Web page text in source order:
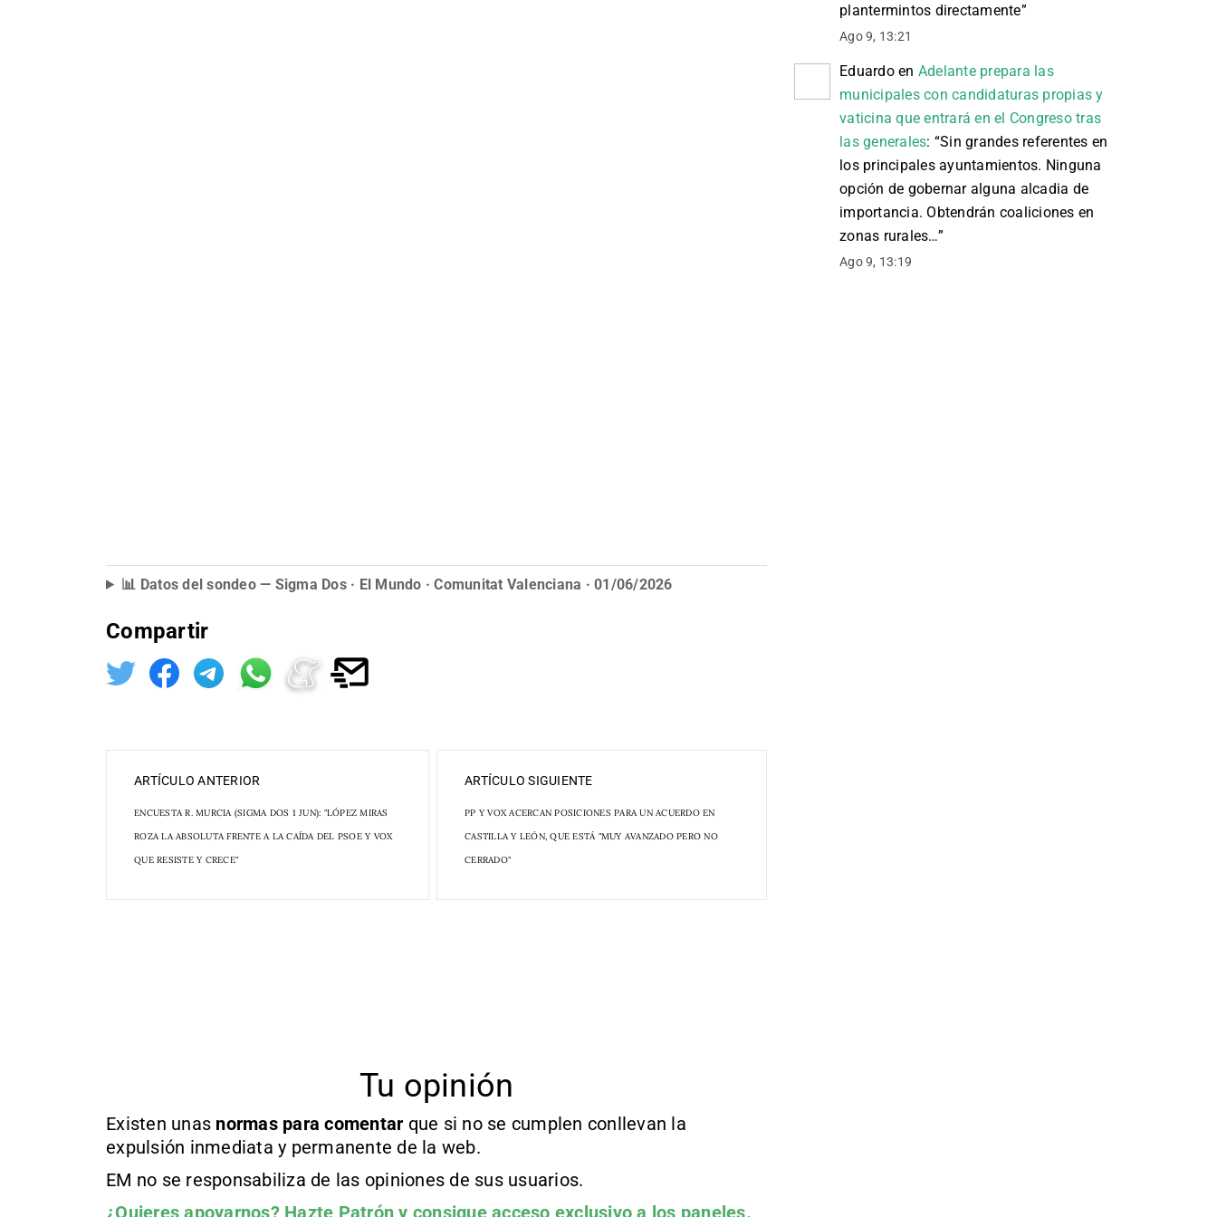
📊 Datos del sondeo — Sigma Dos · El Mundo · Comunitat Valenciana · 01/06/2026
Compartir
ARTÍCULO ANTERIOR
ENCUESTA R. MURCIA (SIGMA DOS 1 JUN): "LÓPEZ MIRAS
ROZA LA ABSOLUTA FRENTE A LA CAÍDA DEL PSOE Y VOX
QUE RESISTE Y CRECE"
ARTÍCULO SIGUIENTE
PP Y VOX ACERCAN POSICIONES PARA UN ACUERDO EN
CASTILLA Y LEÓN, QUE ESTÁ "MUY AVANZADO PERO NO
CERRADO"
Tu opinión
Existen unas normas para comentar que si no se cumplen conllevan la
expulsión inmediata y permanente de la web.
EM no se responsabiliza de las opiniones de sus usuarios.
¿Quieres apoyarnos? Hazte Patrón y consigue acceso exclusivo a los paneles.
plantermintos directamente”
Ago 9, 13:21
Eduardoen Adelante prepara las
municipales con candidaturas propias y
vaticina que entrará en el Congreso tras
las generales: “Sin grandes referentes en
los principales ayuntamientos. Ninguna
opción de gobernar alguna alcadia de
importancia. Obtendrán coaliciones en
zonas rurales…”
Ago 9, 13:19